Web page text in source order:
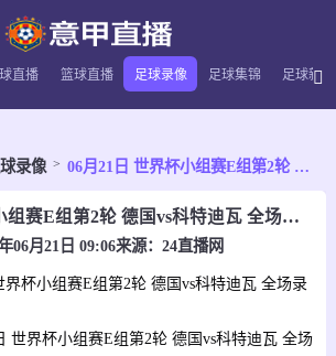
直播 篮球直播 足球录像 足球集锦 足球新闻
录像 06月21日 世界杯小组赛E组第2轮 德国vs科特迪瓦 全场录像
06月21日 世界杯小组赛E组第2轮 德国vs科特迪瓦 全场录像
06月21日 09:06来源： 24直播网
界杯小组赛E组第2轮 德国vs科特迪瓦 全场录
世界杯小组赛E组第2轮 德国vs科特迪瓦 全场